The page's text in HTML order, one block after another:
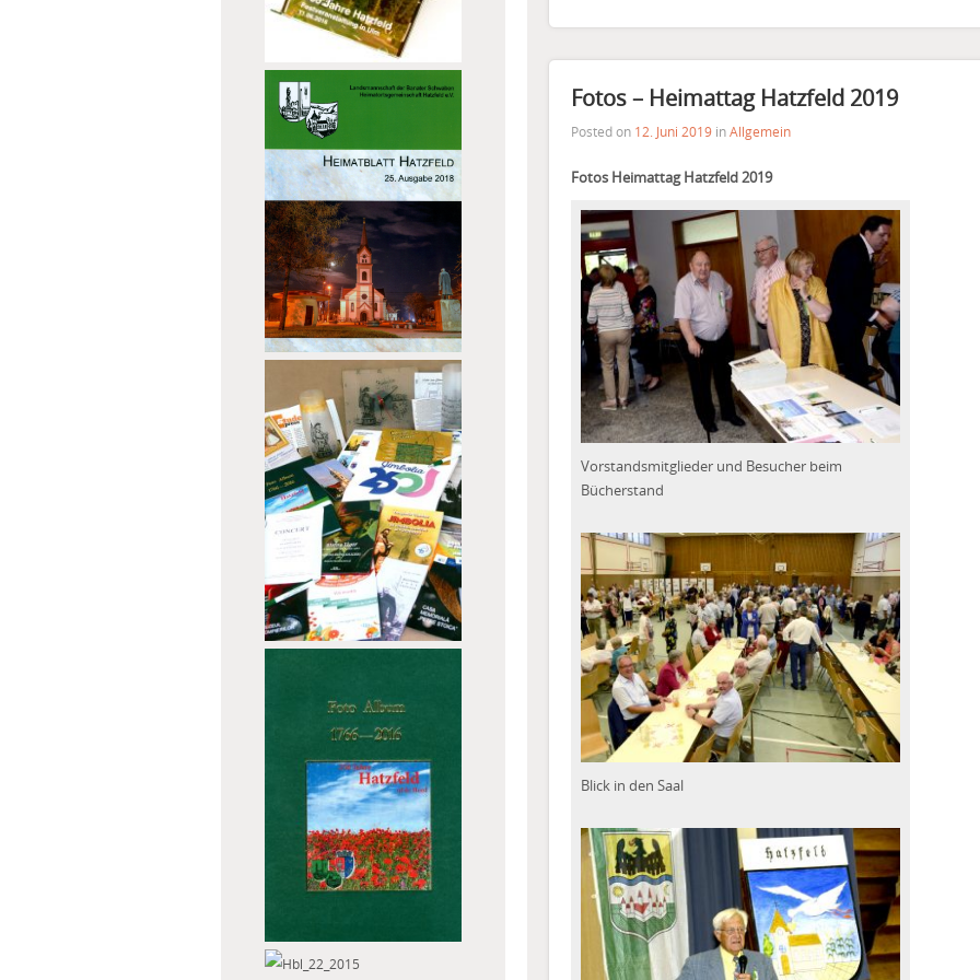
Fotos – Heimattag Hatzfeld 2019
Posted on 12. Juni 2019 inAllgemein
Fotos Heimattag Hatzfeld 2019
Vorstandsmitglieder und Besucher beim
Bücherstand
Blick in den Saal